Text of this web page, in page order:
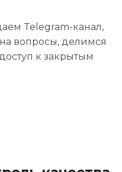
Telegram-канал,
вопросы, делимся
к закрытым